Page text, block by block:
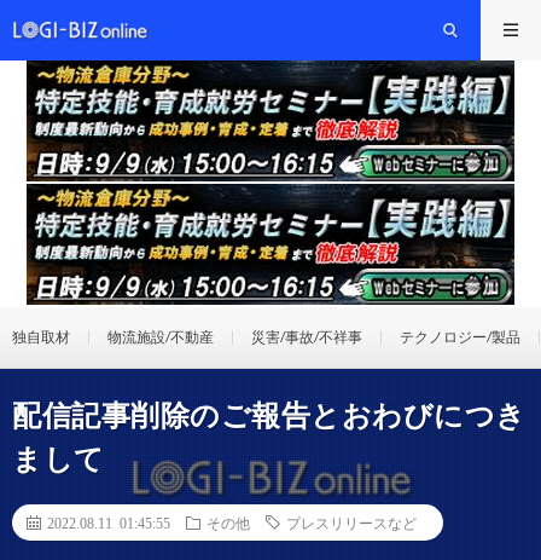
独自取材 物流施設/不動産 災害/事故/不祥事 テクノロジー/製品
配信記事削除のご報告とおわびにつき
まして
2022.08.11 01:45:55 その他 プレスリリースなど